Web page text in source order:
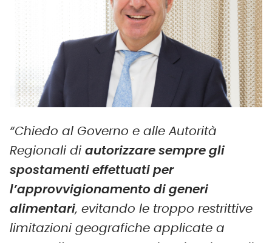
“Chiedo al Governo e alle Autorità
Regionali di autorizzare sempre gli
spostamenti effettuati per
l’approvvigionamento di generi
alimentari, evitando le troppo restrittive
limitazioni geografiche applicate a